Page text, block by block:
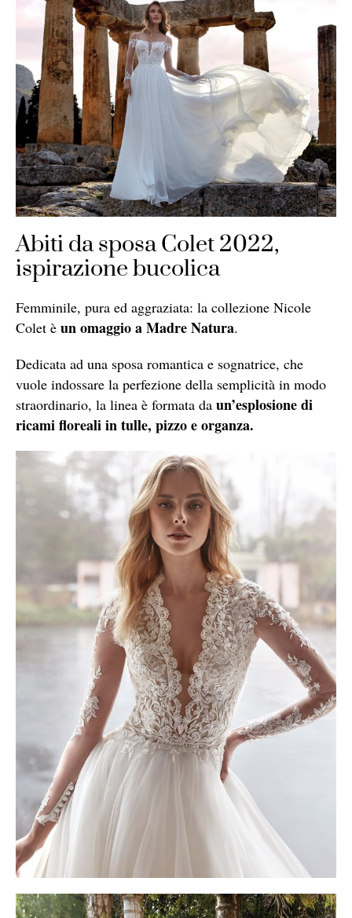
Abiti da sposa Colet 2022,
ispirazione bucolica
Femminile, pura ed aggraziata: la collezione Nicole
Colet è un omaggio a Madre Natura.
Dedicata ad una sposa romantica e sognatrice, che
vuole indossare la perfezione della semplicità in modo
straordinario, la linea è formata da un’esplosione di
ricami floreali in tulle, pizzo e organza.